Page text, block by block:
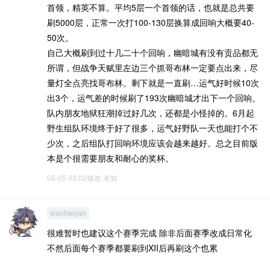
首领，精英不算。平均5层一个首领的话，也就是总共要
刷5000层，正常一次打100-130层换算成回响大概要40-
50次。
自己大概刷到过十几二十个回响，幽暗城有没有贡品都无
所谓，但战争天赋里左边三个抓哥布林一定要点出来，尽
量灯全点亮找哥布林。剩下就是一直刷…运气好时候10次
出3个，运气差的时候刷了193次幽暗城才出下一个回响。
队内朋友地狱狂潮掉过好几次，还都是小怪掉的。6月起
野生组队环境终于好了很多，运气好野队一天也能打个不
少次，之后组队打回响环境应该会越来越好。总之目前版
本是个很需要朋友和耐心的奖杯。
06-05 03:02修改 未知
xiaoheiyan
很难暂时也建议这个赛季完成 除非后面赛季改成日常化
不然后面每个赛季都要刷到XII后再刷这个也累